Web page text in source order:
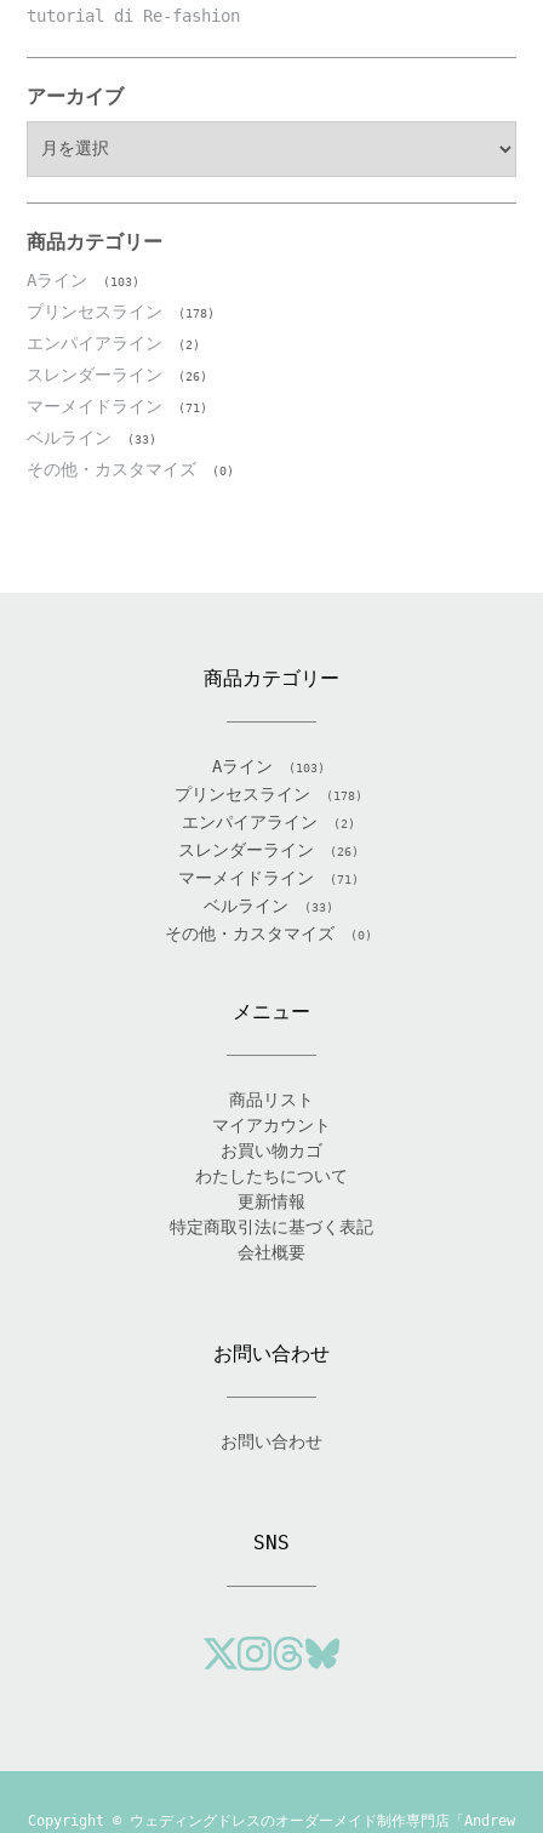
tutorial di Re-fashion
アーカイブ
ブ
商品カテゴリー
Aライン (103)
プリンセスライン (178)
エンパイアライン (2)
スレンダーライン (26)
マーメイドライン (71)
ベルライン (33)
その他・カスタマイズ (0)
商品カテゴリー
Aライン (103)
プリンセスライン (178)
エンパイアライン (2)
スレンダーライン (26)
マーメイドライン (71)
ベルライン (33)
その他・カスタマイズ (0)
メニュー
商品リスト
マイアカウント
お買い物カゴ
わたしたちについて
更新情報
特定商取引法に基づく表記
会社概要
お問い合わせ
お問い合わせ
SNS
Copyright © ウェディングドレスのオーダーメイド制作専門店「Andrew